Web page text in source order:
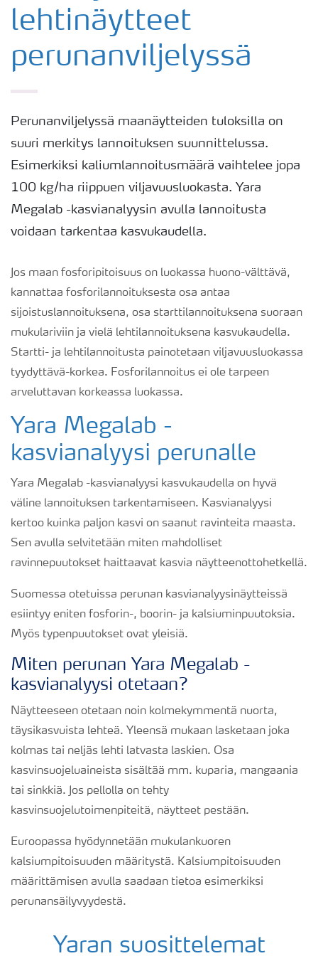
lehtinäytteet
perunanviljelyssä
Perunanviljelyssä maanäytteiden tuloksilla on
suuri merkitys lannoituksen suunnittelussa.
Esimerkiksi kaliumlannoitusmäärä vaihtelee jopa
100 kg/ha riippuen viljavuusluokasta. Yara
Megalab -kasvianalyysin avulla lannoitusta
voidaan tarkentaa kasvukaudella.
Jos maan fosforipitoisuus on luokassa huono-välttävä,
kannattaa fosforilannoituksesta osa antaa
sijoistuslannoituksena, osa starttilannoituksena suoraan
mukulariviin ja vielä lehtilannoituksena kasvukaudella.
Startti- ja lehtilannoitusta painotetaan viljavuusluokassa
tyydyttävä-korkea. Fosforilannoitus ei ole tarpeen
arveluttavan korkeassa luokassa.
Yara Megalab -
kasvianalyysi perunalle
Yara Megalab -kasvianalyysi kasvukaudella on hyvä
väline lannoituksen tarkentamiseen. Kasvianalyysi
kertoo kuinka paljon kasvi on saanut ravinteita maasta.
Sen avulla selvitetään miten mahdolliset
ravinnepuutokset haittaavat kasvia näytteenottohetkellä.
Suomessa otetuissa perunan kasvianalyysinäytteissä
esiintyy eniten fosforin-, boorin- ja kalsiuminpuutoksia.
Myös typenpuutokset ovat yleisiä.
Miten perunan Yara Megalab -
kasvianalyysi otetaan?
Näytteeseen otetaan noin kolmekymmentä nuorta,
täysikasvuista lehteä. Yleensä mukaan lasketaan joka
kolmas tai neljäs lehti latvasta laskien. Osa
kasvinsuojeluaineista sisältää mm. kuparia, mangaania
tai sinkkiä. Jos pellolla on tehty
kasvinsuojelutoimenpiteitä, näytteet pestään.
Euroopassa hyödynnetään mukulankuoren
kalsiumpitoisuuden määritystä. Kalsiumpitoisuuden
määrittämisen avulla saadaan tietoa esimerkiksi
perunansäilyvyydestä.
Yaran suosittelemat